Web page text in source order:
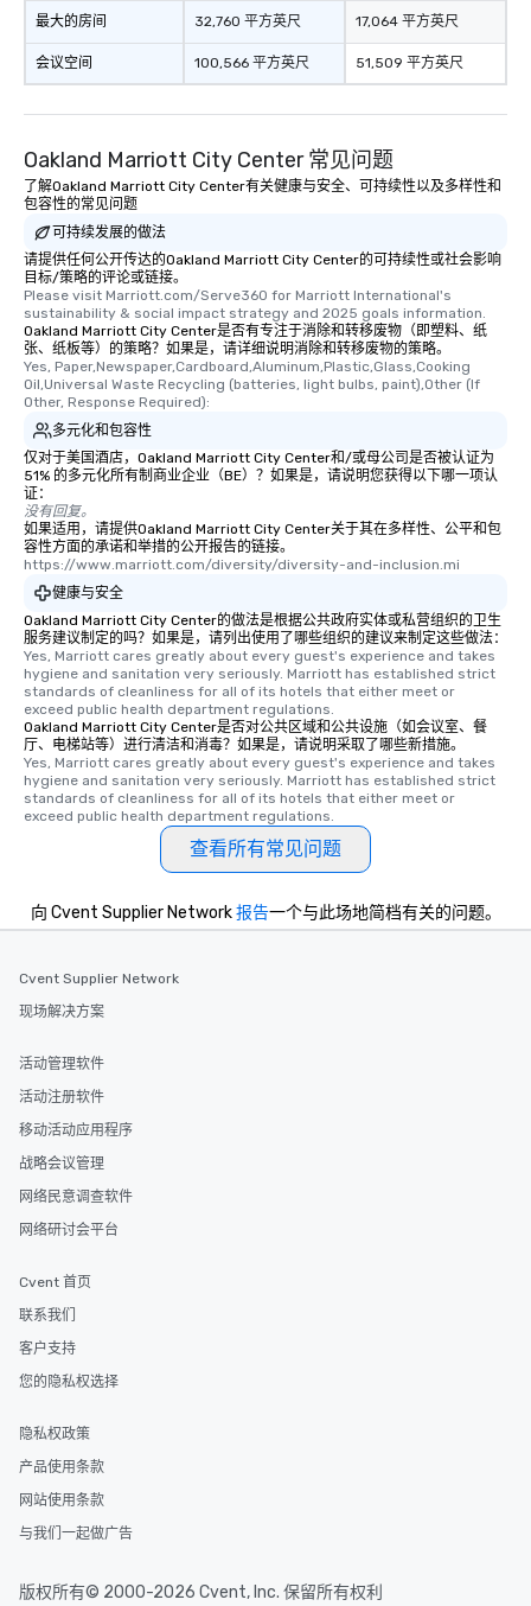
最大的房间
会议空间
32,760 平方英尺
100,566 平方英尺
17,064 平方英尺
51,509 平方英尺
Oakland Marriott City Center 常见问题
了解Oakland Marriott City Center有关健康与安全、可持续性以及多样性和
包容性的常见问题
可持续发展的做法
请提供任何公开传达的Oakland Marriott City Center的可持续性或社会影响
目标/策略的评论或链接。
Please visit Marriott.com/Serve360 for Marriott International's
sustainability & social impact strategy and 2025 goals information.
Oakland Marriott City Center是否有专注于消除和转移废物（即塑料、纸
张、纸板等）的策略？如果是，请详细说明消除和转移废物的策略。
Yes, Paper,Newspaper,Cardboard,Aluminum,Plastic,Glass,Cooking
Oil,Universal Waste Recycling (batteries, light bulbs, paint),Other (If
Other, Response Required):
多元化和包容性
仅对于美国酒店，Oakland Marriott City Center和/或母公司是否被认证为
51% 的多元化所有制商业企业（BE）？如果是，请说明您获得以下哪一项认
证：
没有回复。
如果适用，请提供Oakland Marriott City Center关于其在多样性、公平和包
容性方面的承诺和举措的公开报告的链接。
https://www.marriott.com/diversity/diversity-and-inclusion.mi
健康与安全
Oakland Marriott City Center的做法是根据公共政府实体或私营组织的卫生
服务建议制定的吗？如果是，请列出使用了哪些组织的建议来制定这些做法：
Yes, Marriott cares greatly about every guest's experience and takes
hygiene and sanitation very seriously. Marriott has established strict
standards of cleanliness for all of its hotels that either meet or
exceed public health department regulations.
Oakland Marriott City Center是否对公共区域和公共设施（如会议室、餐
厅、电梯站等）进行清洁和消毒？如果是，请说明采取了哪些新措施。
Yes, Marriott cares greatly about every guest's experience and takes
hygiene and sanitation very seriously. Marriott has established strict
standards of cleanliness for all of its hotels that either meet or
exceed public health department regulations.
查看所有常见问题
向 Cvent Supplier Network报告一个与此场地简档有关的问题。
Cvent Supplier Network
现场解决方案
活动管理软件
活动注册软件
移动活动应用程序
战略会议管理
网络民意调查软件
网络研讨会平台
Cvent 首页
联系我们
客户支持
您的隐私权选择
隐私权政策
产品使用条款
网站使用条款
与我们一起做广告
版权所有© 2000-2026 Cvent, Inc. 保留所有权利